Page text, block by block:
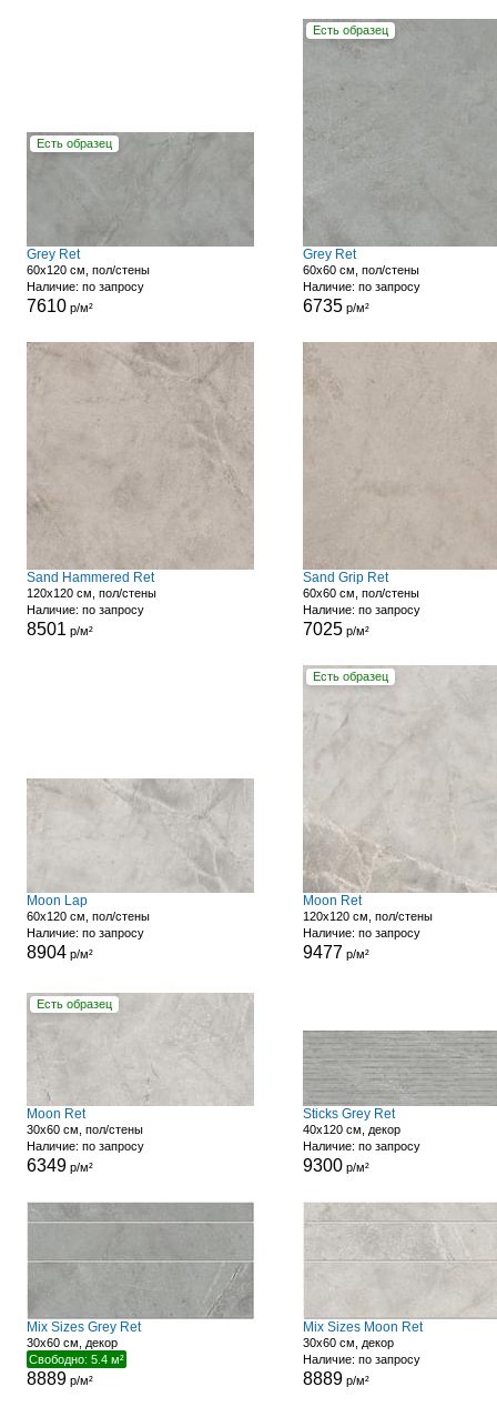
Есть образец
Grey Ret
60x120 см, пол/стены
Наличие: по запросу
7610р/м²
Есть образец
Grey Ret
60x60 см, пол/стены
Наличие: по запросу
6735р/м²
Sand Hammered Ret
120x120 см, пол/стены
Наличие: по запросу
8501 р/м²
Sand Grip Ret
60x60 см, пол/стены
Наличие: по запросу
7025р/м²
Moon Lap
60x120 см, пол/стены
Наличие: по запросу
8904р/м²
Есть образец
Moon Ret
120x120 см, пол/стены
Наличие: по запросу
9477 р/м²
Есть образец
Moon Ret
30x60 см, пол/стены
Наличие: по запросу
6349р/м²
Sticks Grey Ret
40x120 см, декор
Наличие: по запросу
9300р/м²
Mix Sizes Grey Ret
30x60 см, декор
Свободно: 5.4 м²
8889р/м²
Mix Sizes Moon Ret
30x60 см, декор
Наличие: по запросу
8889р/м²